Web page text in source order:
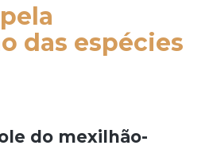
das espécies
do mexilhão-